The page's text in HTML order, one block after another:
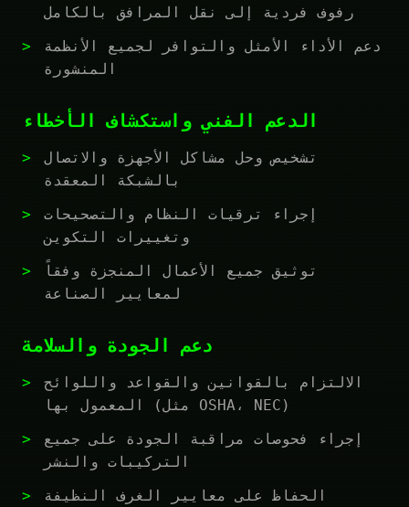
رفوف فردية إلى نقل المرافق بالكامل
دعم الأداء الأمثل والتوافر لجميع الأنظمة
المنشورة
الدعم الفني واستكشاف الأخطاء
تشخيص وحل مشاكل الأجهزة والاتصال
بالشبكة المعقدة
إجراء ترقيات النظام والتصحيحات
وتغييرات التكوين
توثيق جميع الأعمال المنجزة وفقاً
لمعايير الصناعة
دعم الجودة والسلامة
الالتزام بالقوانين والقواعد واللوائح
المعمول بها (مثل OSHA، NEC)
إجراء فحوصات مراقبة الجودة على جميع
التركيبات والنشر
الحفاظ على معايير الغرف النظيفة